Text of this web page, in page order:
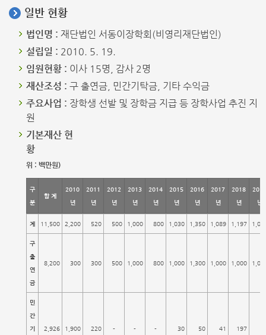
일반 현황
법인명 : 재단법인 서동이장학회(비영리재단법인)
설립일 : 2010. 5. 19.
임원현황 : 이사 15명, 감사 2명
재산조성 : 구 출연금, 민간기탁금, 기타 수익금
주요사업 : 장학생 선발 및 장학금 지급 등 장학사업 추진 지
원
기본재산 현
위 : 백만원)
구
분
합 계
2010
년
2011
년
2012
년
2013
년
2014
년
2015
년
2016
년
2017
년
2018
년
2019
년
계 11,500 2,200 520 500 1,000 800 1,030 1,350 1,089 1,197
구
출
연
금
8,200 300 300 500 1,000 800 1,000 1,300 1,000 1,000
민
간
기
2,926 1,900 220 - - - 30 50 41 197